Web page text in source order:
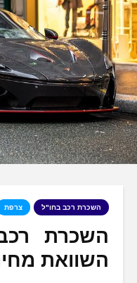
השכרת רכב בחו"ל צרפת
השכרת
השוואת